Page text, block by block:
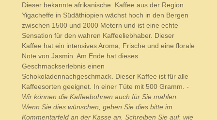
Dieser bekannte afrikanische. Kaffee aus der Region
Yigacheffe in Südäthiopien wächst hoch in den Bergen
zwischen 1500 und 2000 Metern und ist eine echte
Sensation für den wahren Kaffeeliebhaber. Dieser
Kaffee hat ein intensives Aroma, Frische und eine florale
Note von Jasmin. Am Ende hat dieses
Geschmackserlebnis einen
Schokoladennachgeschmack. Dieser Kaffee ist für alle
Kaffeesorten geeignet. In einer Tüte mit 500 Gramm. -
Wir können die Kaffeebohnen auch für Sie mahlen.
Wenn Sie dies wünschen, geben Sie dies bitte im
Kommentarfeld an der Kasse an. Schreiben Sie auf, wie